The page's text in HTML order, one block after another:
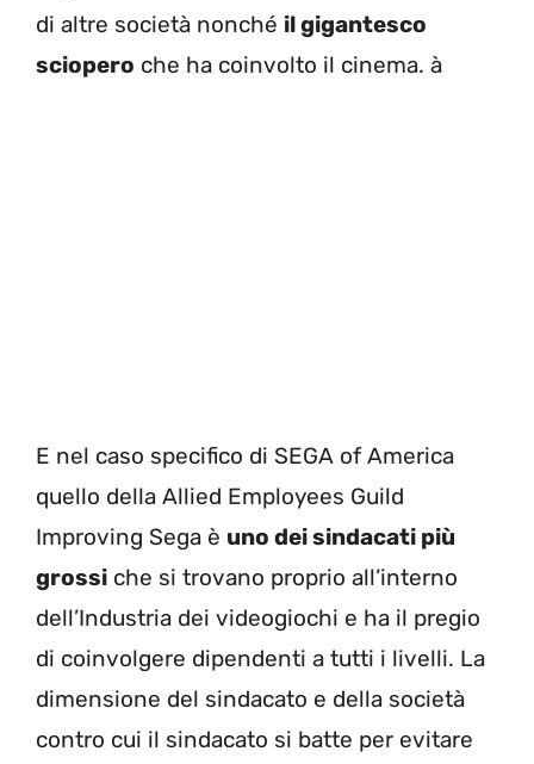
di altre società nonché il gigantesco
sciopero che ha coinvolto il cinema. à
E nel caso specifico di SEGA of America
quello della Allied Employees Guild
Improving Sega è uno dei sindacati più
grossi che si trovano proprio all’interno
dell’Industria dei videogiochi e ha il pregio
di coinvolgere dipendenti a tutti i livelli. La
dimensione del sindacato e della società
contro cui il sindacato si batte per evitare